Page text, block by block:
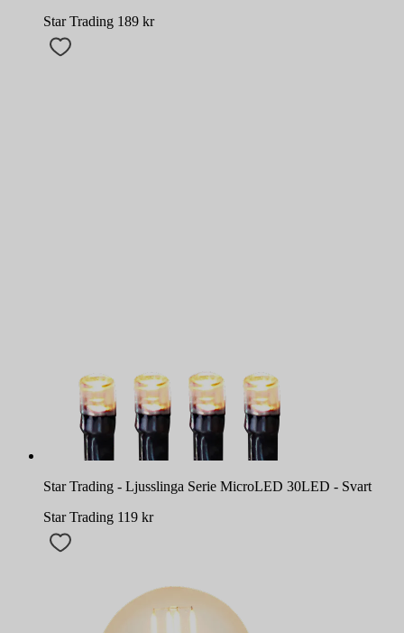
Star Trading 189 kr
Star Trading - Ljusslinga Serie MicroLED 30LED - Svart
Star Trading 119 kr